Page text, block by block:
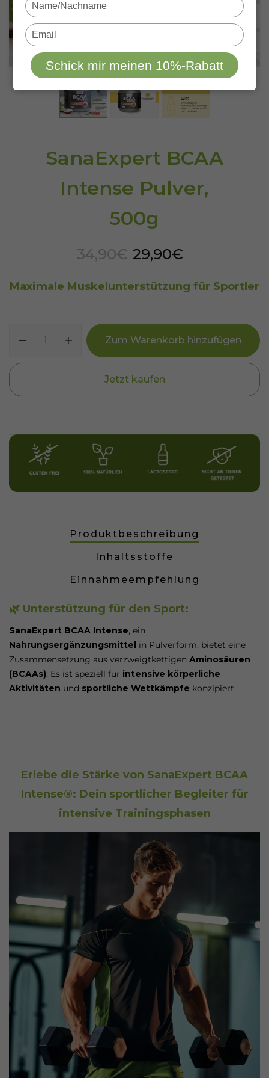
SanaExpert BCAA
Intense Pulver,
500g
34,90€ 29,90€
Maximale Muskelunterstützung für Sportler
Zum Warenkorb hinzufügen
Jetzt kaufen
Produktbeschreibung
Inhaltsstoffe
Einnahmeempfehlung
🌿 Unterstützung für den Sport:
SanaExpert BCAA Intense, ein
Nahrungsergänzungsmittel in Pulverform, bietet eine
Zusammensetzung aus verzweigtkettigen Aminosäuren
(BCAAs). Es ist speziell für intensive körperliche
Aktivitäten und sportliche Wettkämpfe konzipiert.
Erlebe die Stärke von SanaExpert BCAA
Intense®: Dein sportlicher Begleiter für
intensive Trainingsphasen
your
name
Type
your
email
Schick mir meinen 10%-Rabatt